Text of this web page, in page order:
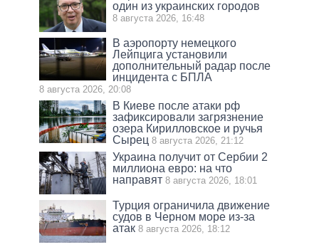
один из украинских городов
8 августа 2026, 16:48
В аэропорту немецкого
Лейпцига установили
дополнительный радар после
инцидента с БПЛА
8 августа 2026, 20:08
В Киеве после атаки рф
зафиксировали загрязнение
озера Кирилловское и ручья
Сырец 8 августа 2026, 21:12
Украина получит от Сербии 2
миллиона евро: на что
направят 8 августа 2026, 18:01
Турция ограничила движение
судов в Черном море из-за
атак 8 августа 2026, 18:12